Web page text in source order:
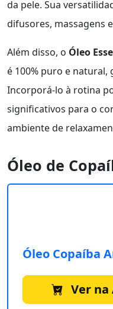
da pele. Sua
difusores, massagens
Além disso, o Óleo
é 100% puro e
Incorporá-lo à rotina
significativos para o
ambiente de
Óleo de
Óleo Copaíba
Ver na